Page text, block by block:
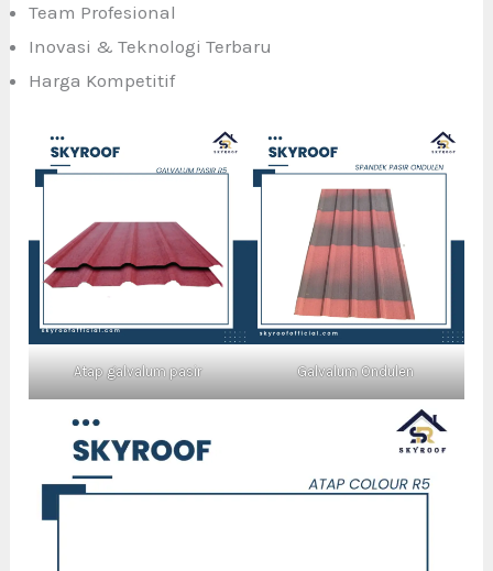
Team Profesional
Inovasi & Teknologi Terbaru
Harga Kompetitif
Atap galvalum pasir Galvalum Ondulen